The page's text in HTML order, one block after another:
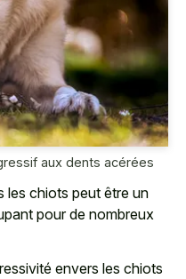
aux dents acérées
les chiots peut être un
pour de nombreux
envers les chiots